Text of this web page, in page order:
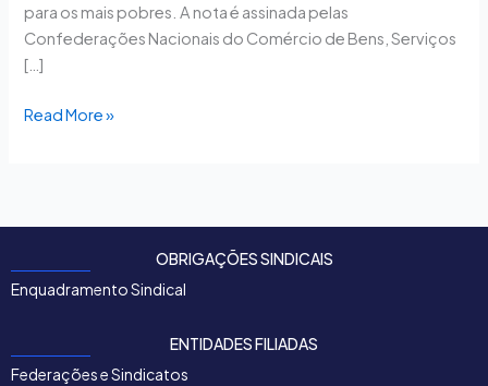
para os mais pobres. A nota é assinada pelas
Confederações Nacionais do Comércio de Bens, Serviços
[…]
Read More »
OBRIGAÇÕES SINDICAIS
Enquadramento Sindical
ENTIDADES FILIADAS
Federações e Sindicatos